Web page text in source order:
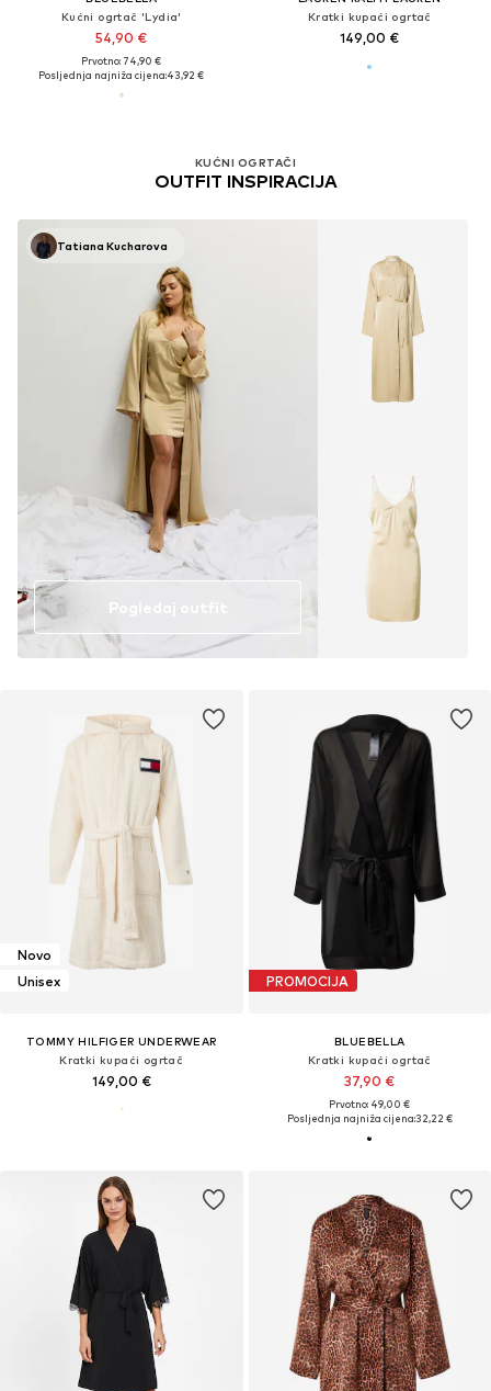
Kućni ogrtač 'Lydia'
54,90 €
Prvotno: 74,90 €
Posljednja najniža cijena:43,92 €
Kratki kupaći ogrtač
149,00 €
Novo
Unisex
TOMMY HILFIGER UNDERWEAR
Kratki kupaći ogrtač
149,00 €
KUĆNI OGRTAČI
OUTFIT INSPIRACIJA
Tatiana Kucharova
Pogledaj outfit
PROMOCIJA
BLUEBELLA
Kratki kupaći ogrtač
37,90 €
Prvotno: 49,00 €
Posljednja najniža cijena:32,22 €